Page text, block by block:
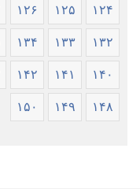
۱۲۴ ۱۲۵ ۱۲۶
۱۳۲ ۱۳۳ ۱۳۴
۱۴۰ ۱۴۱ ۱۴۲
۱۴۸ ۱۴۹ ۱۵۰